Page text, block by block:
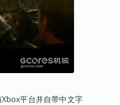
平台并自带中文字